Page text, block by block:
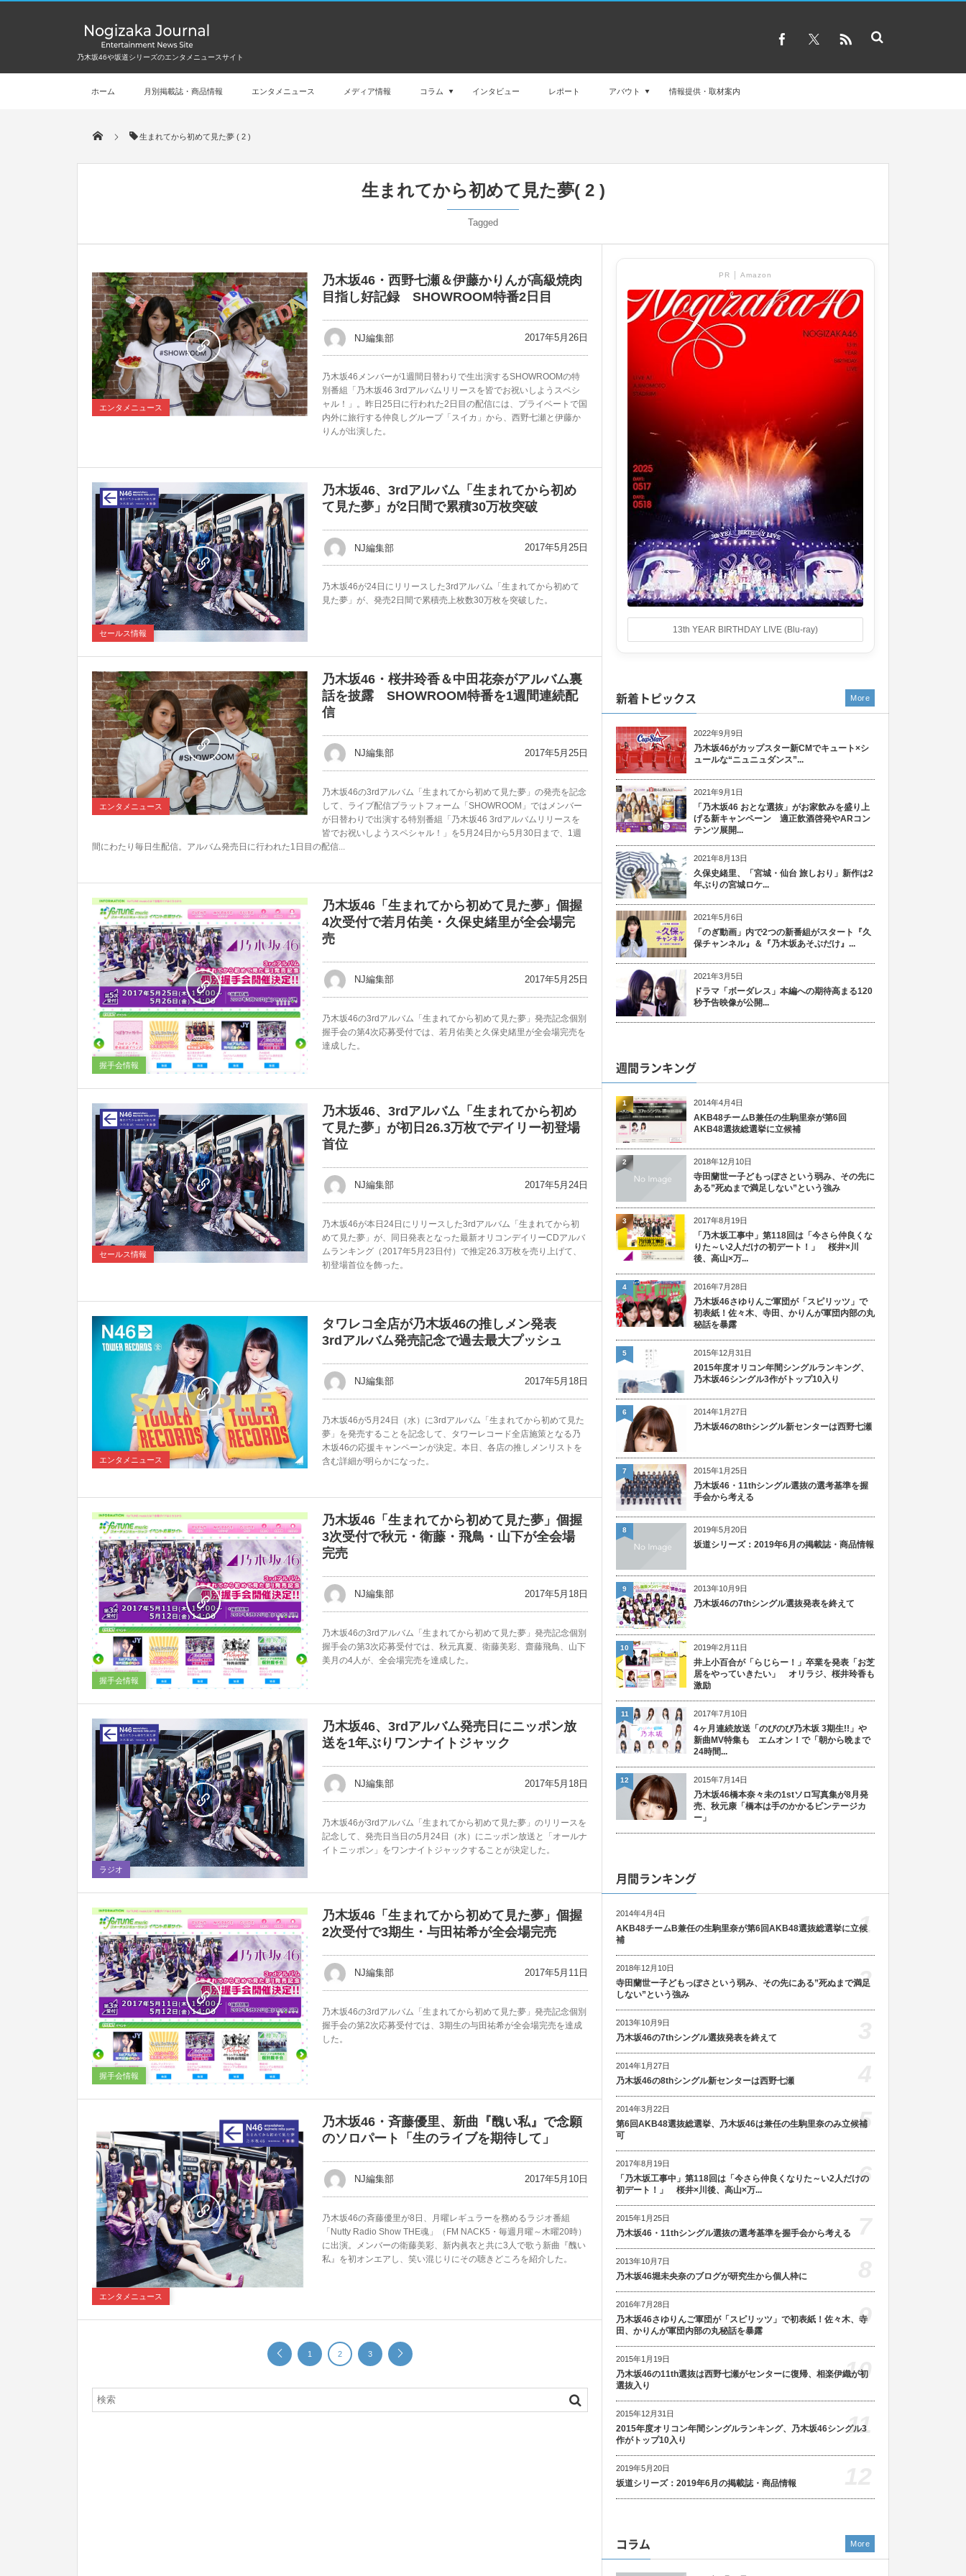
乃木坂46や坂道シリーズのエンタメニュースサイト
ホーム 月別掲載誌・商品情報 エンタメニュース メディア情報 コラム インタビュー レポート アバウト 情報提供・取材案内
生まれてから初めて見た夢 ( 2 )
生まれてから初めて見た夢( 2 )
Tagged
エンタメニュース
0
乃木坂46・西野七瀬＆伊藤かりんが高級焼肉
目指し好記録 SHOWROOM特番2日目
NJ編集部 2017年5月26日
乃木坂46メンバーが1週間日替わりで生出演するSHOWROOMの特
別番組「乃木坂46 3rdアルバムリリースを皆でお祝いしようスペシ
ャル！」。昨日25日に行われた2日目の配信には、プライベートで国
内外に旅行する仲良しグループ「スイカ」から、西野七瀬と伊藤か
りんが出演した。
セールス情報
0
乃木坂46、3rdアルバム「生まれてから初め
て見た夢」が2日間で累積30万枚突破
NJ編集部 2017年5月25日
乃木坂46が24日にリリースした3rdアルバム「生まれてから初めて
見た夢」が、発売2日間で累積売上枚数30万枚を突破した。
エンタメニュース
0
乃木坂46・桜井玲香＆中田花奈がアルバム裏
話を披露 SHOWROOM特番を1週間連続配
信
NJ編集部 2017年5月25日
乃木坂46の3rdアルバム「生まれてから初めて見た夢」の発売を記念
して、ライブ配信プラットフォーム「SHOWROOM」ではメンバー
が日替わりで出演する特別番組「乃木坂46 3rdアルバムリリースを
皆でお祝いしようスペシャル！」を5月24日から5月30日まで、1週
間にわたり毎日生配信。アルバム発売日に行われた1日目の配信...
握手会情報
0
乃木坂46「生まれてから初めて見た夢」個握
4次受付で若月佑美・久保史緒里が全会場完
売
NJ編集部 2017年5月25日
乃木坂46の3rdアルバム「生まれてから初めて見た夢」発売記念個別
握手会の第4次応募受付では、若月佑美と久保史緒里が全会場完売を
達成した。
セールス情報
0
乃木坂46、3rdアルバム「生まれてから初め
て見た夢」が初日26.3万枚でデイリー初登場
首位
NJ編集部 2017年5月24日
乃木坂46が本日24日にリリースした3rdアルバム「生まれてから初
めて見た夢」が、同日発表となった最新オリコンデイリーCDアルバ
ムランキング（2017年5月23日付）で推定26.3万枚を売り上げて、
初登場首位を飾った。
エンタメニュース
0
タワレコ全店が乃木坂46の推しメン発表
3rdアルバム発売記念で過去最大プッシュ
NJ編集部 2017年5月18日
乃木坂46が5月24日（水）に3rdアルバム「生まれてから初めて見た
夢」を発売することを記念して、タワーレコード全店施策となる乃
木坂46の応援キャンペーンが決定。本日、各店の推しメンリストを
含む詳細が明らかになった。
握手会情報
0
乃木坂46「生まれてから初めて見た夢」個握
3次受付で秋元・衛藤・飛鳥・山下が全会場
完売
NJ編集部 2017年5月18日
乃木坂46の3rdアルバム「生まれてから初めて見た夢」発売記念個別
握手会の第3次応募受付では、秋元真夏、衛藤美彩、齋藤飛鳥、山下
美月の4人が、全会場完売を達成した。
ラジオ
0
乃木坂46、3rdアルバム発売日にニッポン放
送を1年ぶりワンナイトジャック
NJ編集部 2017年5月18日
乃木坂46が3rdアルバム「生まれてから初めて見た夢」のリリースを
記念して、発売日当日の5月24日（水）にニッポン放送と「オールナ
イトニッポン」をワンナイトジャックすることが決定した。
握手会情報
0
乃木坂46「生まれてから初めて見た夢」個握
2次受付で3期生・与田祐希が全会場完売
NJ編集部 2017年5月11日
乃木坂46の3rdアルバム「生まれてから初めて見た夢」発売記念個別
握手会の第2次応募受付では、3期生の与田祐希が全会場完売を達成
した。
エンタメニュース
0
乃木坂46・斉藤優里、新曲『醜い私』で念願
のソロパート「生のライブを期待して」
NJ編集部 2017年5月10日
乃木坂46の斉藤優里が8日、月曜レギュラーを務めるラジオ番組
「Nutty Radio Show THE魂」（FM NACK5・毎週月曜～木曜20時）
に出演。メンバーの衛藤美彩、新内眞衣と共に3人で歌う新曲『醜い
私』を初オンエアし、笑い混じりにその聴きどころを紹介した。
1 2 3
PR │ Amazon
13th YEAR BIRTHDAY LIVE (Blu-ray)
新着トピックス
2022年9月9日
乃木坂46がカップスター新CMでキュート×シ
ュールな“ニュニュダンス”...
2021年9月1日
「乃木坂46 おとな選抜」がお家飲みを盛り上
げる新キャンペーン 適正飲酒啓発やARコン
テンツ展開...
2021年8月13日
久保史緒里、「宮城・仙台 旅しおり」新作は2
年ぶりの宮城ロケ...
2021年5月6日
「のぎ動画」内で2つの新番組がスタート『久
保チャンネル』＆『乃木坂あそぶだけ』...
2021年3月5日
ドラマ「ボーダレス」本編への期待高まる120
秒予告映像が公開...
More
週間ランキング
2014年4月4日
AKB48チームB兼任の生駒里奈が第6回
AKB48選抜総選挙に立候補
1
2018年12月10日
寺田蘭世ー子どもっぽさという弱み、その先に
ある”死ぬまで満足しない”という強み
2
2017年8月19日
「乃木坂工事中」第118回は「今さら仲良くな
りた～い2人だけの初デート！」 桜井×川
後、高山×万...
3
2016年7月28日
乃木坂46さゆりんご軍団が「スピリッツ」で
初表紙！佐々木、寺田、かりんが軍団内部の丸
秘話を暴露
4
2015年12月31日
2015年度オリコン年間シングルランキング、
乃木坂46シングル3作がトップ10入り
5
2014年1月27日
乃木坂46の8thシングル新センターは西野七瀬
6
2015年1月25日
乃木坂46・11thシングル選抜の選考基準を握
手会から考える
7
2019年5月20日
坂道シリーズ：2019年6月の掲載誌・商品情報
8
2013年10月9日
乃木坂46の7thシングル選抜発表を終えて
9
2019年2月11日
井上小百合が「らじらー！」卒業を発表「お芝
居をやっていきたい」 オリラジ、桜井玲香も
激励
10
2017年7月10日
4ヶ月連続放送「のびのび乃木坂 3期生!!」や
新曲MV特集も エムオン！で「朝から晩まで
24時間...
11
2015年7月14日
乃木坂46橋本奈々未の1stソロ写真集が8月発
売、秋元康「橋本は手のかかるビンテージカ
ー」
12
月間ランキング
2014年4月4日
AKB48チームB兼任の生駒里奈が第6回AKB48選抜総選挙に立候
補
1
2018年12月10日
寺田蘭世ー子どもっぽさという弱み、その先にある”死ぬまで満足
しない”という強み
2
2013年10月9日
乃木坂46の7thシングル選抜発表を終えて
2014年1月27日
乃木坂46の8thシングル新センターは西野七瀬
2014年3月22日
第6回AKB48選抜総選挙、乃木坂46は兼任の生駒里奈のみ立候補
可
5
2017年8月19日
「乃木坂工事中」第118回は「今さら仲良くなりた～い2人だけの
初デート！」 桜井×川後、高山×万...
6
2015年1月25日
乃木坂46・11thシングル選抜の選考基準を握手会から考える
2013年10月7日
乃木坂46堀未央奈のブログが研究生から個人枠に
2016年7月28日
乃木坂46さゆりんご軍団が「スピリッツ」で初表紙！佐々木、寺
田、かりんが軍団内部の丸秘話を暴露
9
2015年1月19日
乃木坂46の11th選抜は西野七瀬がセンターに復帰、相楽伊織が初
選抜入り
10
2015年12月31日
2015年度オリコン年間シングルランキング、乃木坂46シングル3
作がトップ10入り
11
2019年5月20日
坂道シリーズ：2019年6月の掲載誌・商品情報
コラム More